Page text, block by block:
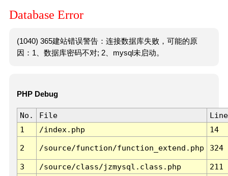
Database Error
(1040) 365建站错误警告：连接数据库失败，可能的原
因：1、数据库密码不对; 2、mysql未启动。
PHP Debug
No. File
Line
1
/index.php 14
2 /source/function/function_extend.php 324
3 /source/class/jzmysql.class.php
211